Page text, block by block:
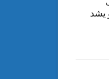
يشد